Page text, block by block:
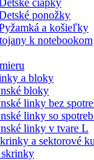
ponožky
a košieľky
k notebookom
a bloky
bloky
linky bez
linky so
linky v tvare L
a sektorové